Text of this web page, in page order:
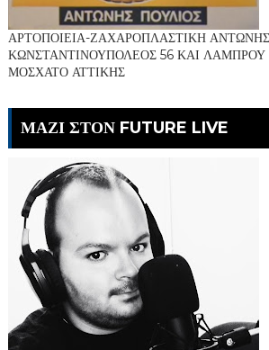
ΑΡΤΟΠΟΙΕΙΑ-ΖΑΧΑΡΟΠΛΑΣΤΙΚΗ
ΚΩΝΣΤΑΝΤΙΝΟΥΠΟΛΕΟΣ 56 ΚΑΙ ΛΑΜΠΡΟΥ
ΜΟΣΧΑΤΟ ΑΤΤΙΚΗΣ
ΜΑΖΙ ΣΤΟΝ FUTURE LIVE